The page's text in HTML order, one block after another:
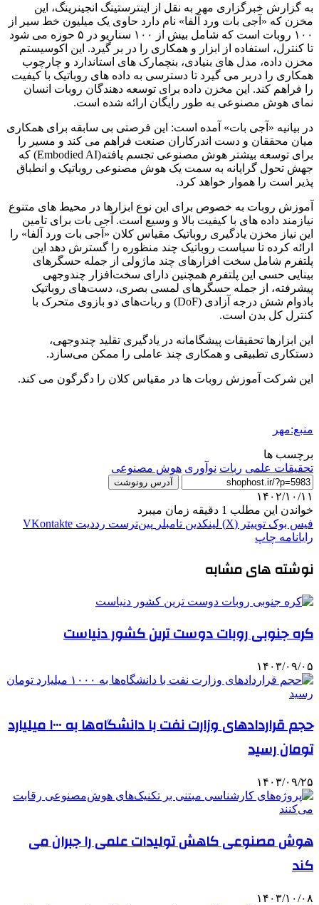
به گزارش خبرگزاری مهر به نقل از اینترستینگ انجینرینگ، این
مخزن که «آجی بات ورد آلفا» نام دارد حاوی یک میلیون خط سیر از
۱۰۰ روبات است که شامل بیش از ۱۰۰ سناریو در ۵ حوزه می شود
تا کنترل، استفاده از ابزار و همکاری را در بر گیرد. این اکوسیستم
مخزن داده، مدل های بنیادی، بنچمارک های استاندارد و چارچوب
همکاری را دربر می گیرد تا دسترسی به داده های روباتیک با کیفیت
را فراهم کند. این مخزن داده برای توسعه دهندگان روبات انسان
نمای هوش مصنوعی به طور رایگان ارائه شده است.
در بیانیه «آجی بات» آمده است: این فرصتی بی سابقه برای همکاری
میان محققان و دست اندرکاران صنعت فراهم می کند و مسیر را
برای توسعه بیشتر هوش مصنوعی تجسم یافته(Embodied AI) که
جهش تحول گرایانه به سمت یک هوش مصنوعی روباتیک و انطباق
پذیر است را هموار خواهد کرد.
آموزش روبات به خصوص برای این نوع ابزارها در محیط های متنوع
نیازمند داده های با کیفیت بالا و وسیع است. آجی بات برای تامین
این نیاز مخزن یادگیری روباتیک مقیاس کلان «آجی بات ورد آلفا» را
ارائه کرده تا سیاست روباتیک چند منظوره را گسترش دهد این
پلتفرم شامل سخت افزارهای چند ماژولی از جمله حسگرهای
بینایی حسی این پلتفرم همچنین دارای سخت‌افزار چندوجهی
پیشرفته، از جمله حسگرهای لمسی بصری، دست‌های روباتیک
بادوام شش درجه آزادی (DoF) و ربات‌های دو بازوی متحرک با
کنترل کل بدن است.
این ابزارها تحقیقات پیشگامانه در یادگیری تقلید چندوجهی،
دستکاری تطبیقی ‌و همکاری چند عاملی را ممکن می‌سازد.
این شرکت آموزش روبات ها در مقیاس کلان را دگرگون می کند.
منبع:مهر
برچسب ها
تحقیقات علمی ربات نوآوری هوش مصنوعی
آدرس رونوشت
۱۴۰۲/۱۰/۱۱
خواندن این مطلب 1 دقیقه زمان میبرد
فیس بوک توییتر (X) لینکدین ‫تامبلر ‫پین‌ترست ‫رددیت ‫VKontakte
رایانامه چاپ
نوشته های مشابه
کره جنوبی روبات دوست ترین کشور دنیاست
۱۴۰۳/۰۹/۰۵
حجم قراردادهای وزارت نفت با دانشگاه‌ها به ۱۰۰۰ میلیارد
تومان رسید
۱۴۰۳/۰۹/۲۵
هوش مصنوعی کاهش تولیدات علمی را جبران می
کند
۱۴۰۳/۱۰/۰۸